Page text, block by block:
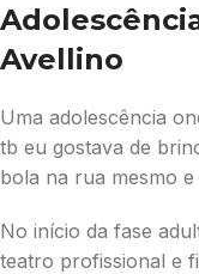
Avellino
Uma adolescência
tb eu gostava de
bola na rua mesmo
No início da fase
teatro profissional e